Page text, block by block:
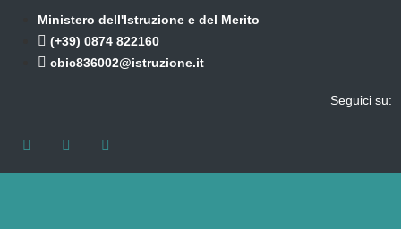
Ministero dell'Istruzione e del Merito
(+39) 0874 822160
cbic836002@istruzione.it
Seguici su: